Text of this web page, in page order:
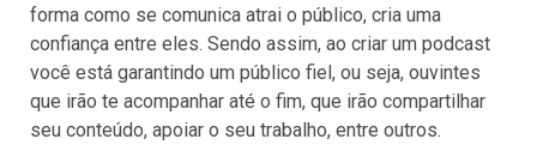
forma como se comunica atrai o público, cria uma
confiança entre eles. Sendo assim, ao criar um podcast
você está garantindo um público fiel, ou seja, ouvintes
que irão te acompanhar até o fim, que irão compartilhar
seu conteúdo, apoiar o seu trabalho, entre outros.